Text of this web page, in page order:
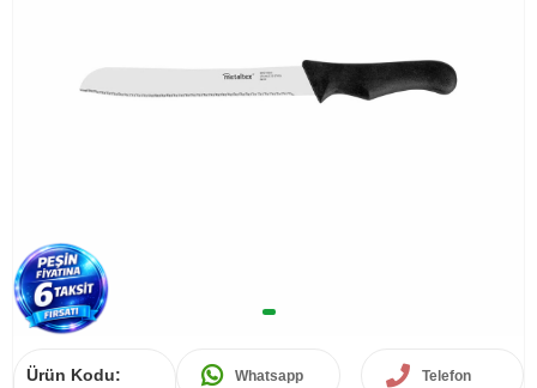
Ürün Kodu: Whatsapp Telefon